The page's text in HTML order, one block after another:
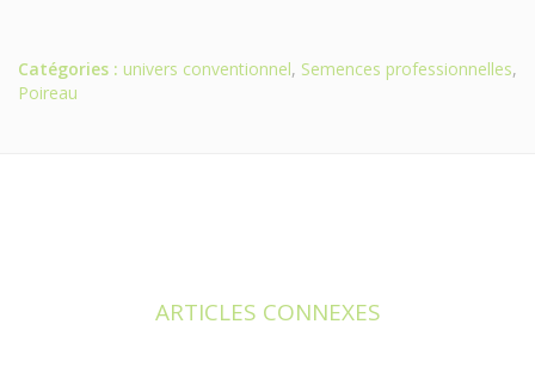
Catégories : univers conventionnel, Semences professionnelles,
Poireau
ARTICLES CONNEXES